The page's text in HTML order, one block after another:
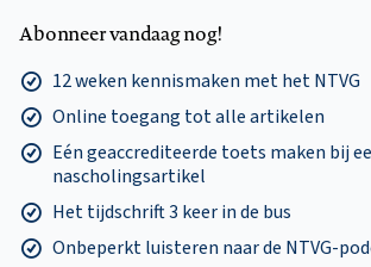
Abonneer vandaag nog!
12 weken kennismaken met het NTVG
Online toegang tot alle artikelen
Eén geaccrediteerde toets maken bij
nascholingsartikel
Het tijdschrift 3 keer in de bus
Onbeperkt luisteren naar de NTVG-